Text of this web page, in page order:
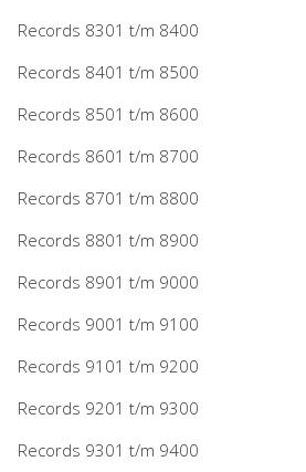
Records 8301 t/m 8400
Records 8401 t/m 8500
Records 8501 t/m 8600
Records 8601 t/m 8700
Records 8701 t/m 8800
Records 8801 t/m 8900
Records 8901 t/m 9000
Records 9001 t/m 9100
Records 9101 t/m 9200
Records 9201 t/m 9300
Records 9301 t/m 9400